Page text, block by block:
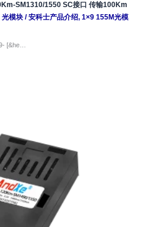
SM1310/1550 SC接口 传输100Km
光模块/安科士产品介绍, 1×9 155M光模
[&he…